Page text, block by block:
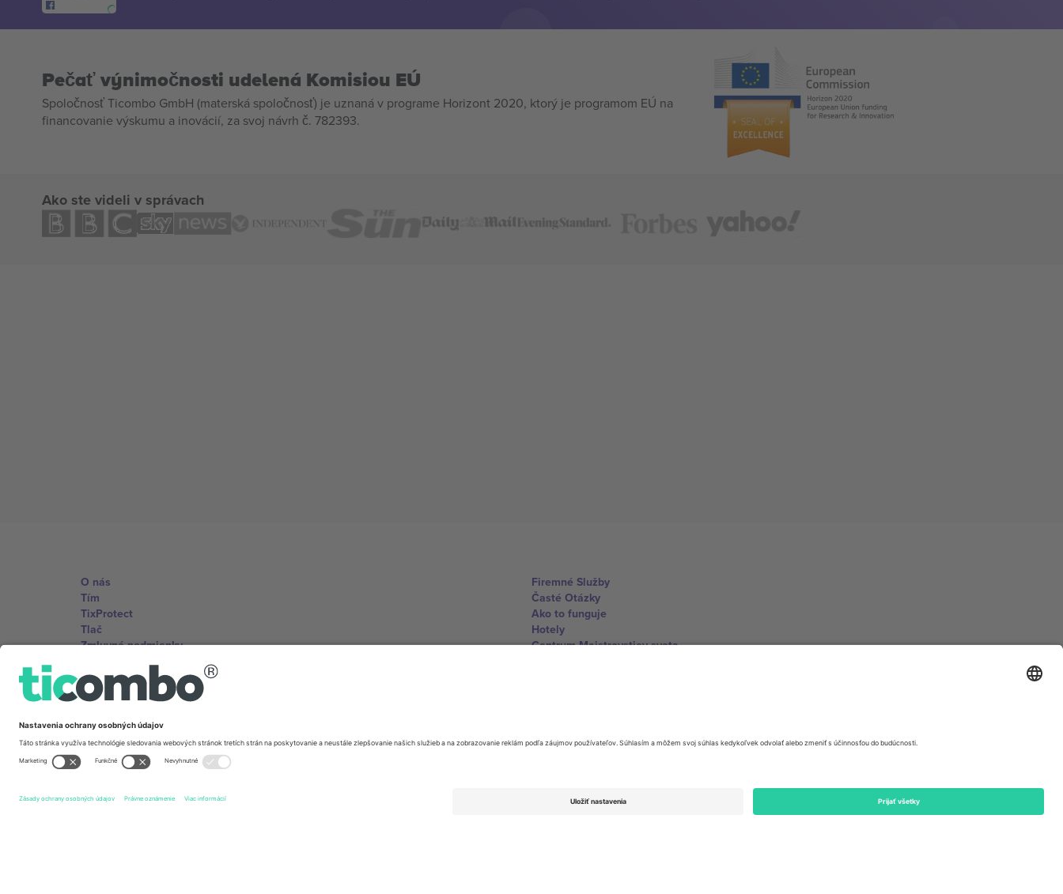
Pečať výnimočnosti udelená Komisiou EÚ
Spoločnosť Ticombo GmbH (materská spoločnosť) je uznaná v programe Horizont 2020, ktorý je programom EÚ na
financovanie výskumu a inovácií, za svoj návrh č. 782393.
Ako ste videli v správach
O nás
Tím
TixProtect
Tlač
Zmluvné podmienky
Partnerský program
Firemné Služby
Časté Otázky
Ako to funguje
Hotely
Centrum Majstrovstiev sveta